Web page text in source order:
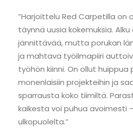
”Harjoittelu Red Carpetilla
täynnä uusia kokemuksia.
jännittävää, mutta porukan
ja mahtava työilmapiiri
työhön kiinni. On ollut
monenlaisiin projekteihin ja
sparrausta koko tiimiltä.
kaikesta voi puhua avoimesti
ulkopuolelta.”